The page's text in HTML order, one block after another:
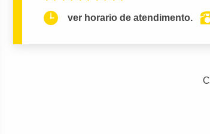
ver horario de atendimento.